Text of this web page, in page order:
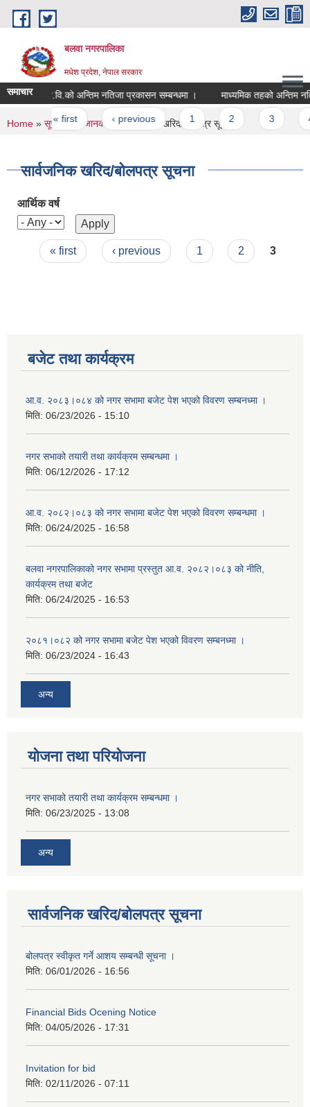
Skip to main content
बलवा नगरपालिका
मधेश प्रदेश, नेपाल सरकार
समाचारनि.मा.वि.को अन्तिम नतिजा प्रकासन सम्बन्धमा । माध्यमिक तहको अन्तिम
Pages
« first ‹ previous 1 2
You are here
Home » सूचना तथा जानकारी» सार्वजनिक खरिद/बोलपत्र सूचना
सार्वजनिक खरिद/बोलपत्र सूचना
आर्थिक वर्ष
Pages
« first ‹ previous 1 2 3
बजेट तथा कार्यक्रम
आ.व. २०८३।०८४ को नगर सभामा बजेट पेश भएको विवरण सम्बनध्मा ।
मिति: 06/23/2026 - 15:10
नगर सभाको तयारी तथा कार्यक्रम सम्बन्धमा ।
मिति: 06/12/2026 - 17:12
आ.व. २०८२।०८३ को नगर सभामा बजेट पेश भएको विवरण सम्बन्धमा ।
मिति: 06/24/2025 - 16:58
बलवा नगरपालिकाको नगर सभामा प्रस्तुत आ.व. २०८२।०८३ को नीति,
कार्यक्रम तथा बजेट
मिति: 06/24/2025 - 16:53
२०८१।०८२ को नगर सभामा बजेट पेश भएको विवरण सम्बनध्मा ।
मिति: 06/23/2024 - 16:43
अन्य
योजना तथा परियोजना
नगर सभाको तयारी तथा कार्यक्रम सम्बन्धमा ।
मिति: 06/23/2025 - 13:08
अन्य
सार्वजनिक खरिद/बोलपत्र सूचना
बोलपत्र स्वीकृत गर्ने आशय सम्बन्धी सूचना ।
मिति: 06/01/2026 - 16:56
Financial Bids Ocening Notice
मिति: 04/05/2026 - 17:31
Invitation for bid
मिति: 02/11/2026 - 07:11